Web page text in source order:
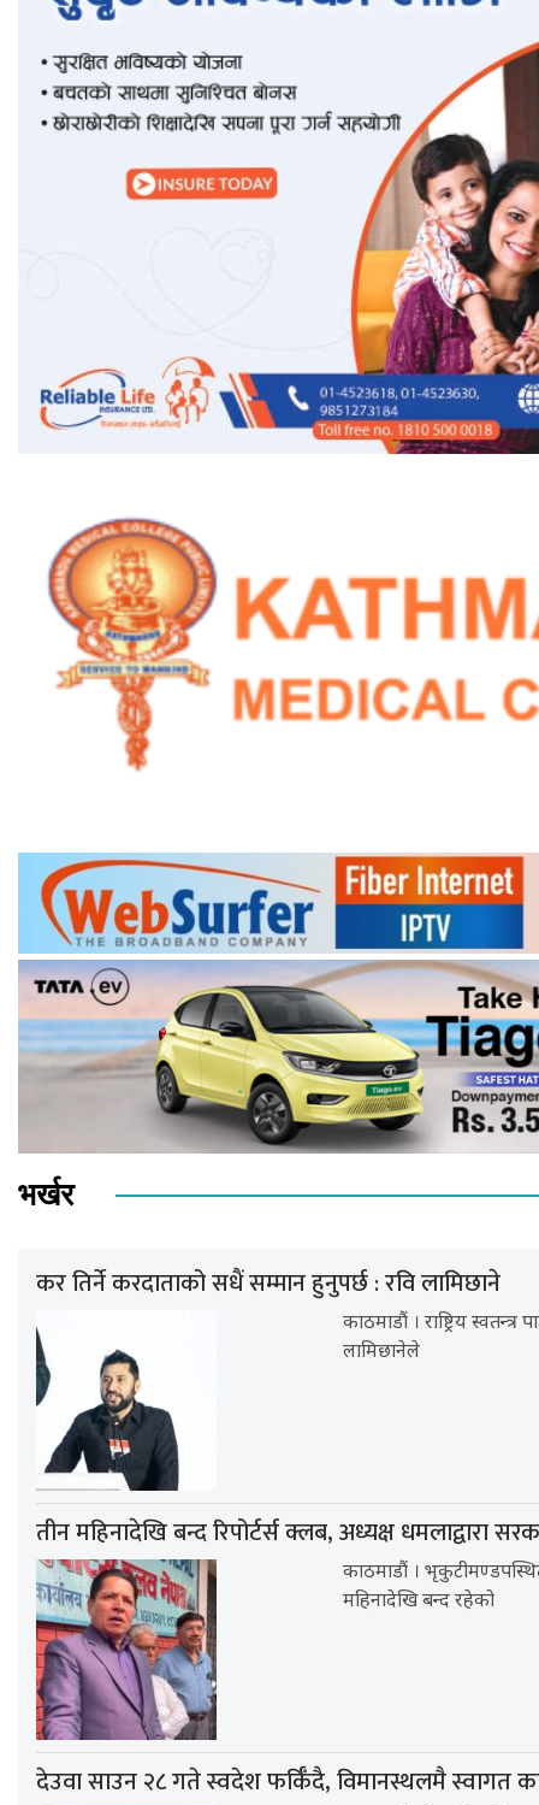
भर्खर
कर तिर्ने करदाताको सधैं सम्मान हुनुपर्छ : रवि लामिछाने
काठमाडौं । राष्ट्रिय स्वतन्त्र
लामिछानेले
तीन महिनादेखि बन्द रिपोर्टर्स क्लब, अध्यक्ष धमलाद्वारा
काठमाडौं ।
महिनादेखि बन्द रहेको
देउवा साउन २८ गते स्वदेश फर्किँदै, विमानस्थलमै स्वागत